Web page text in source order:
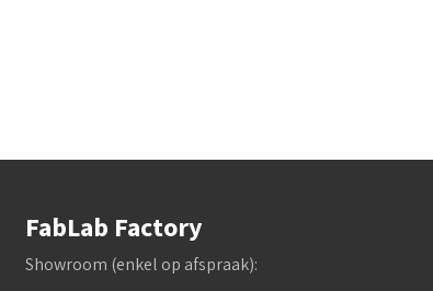
FabLab Factory
Showroom (enkel op afspraak):